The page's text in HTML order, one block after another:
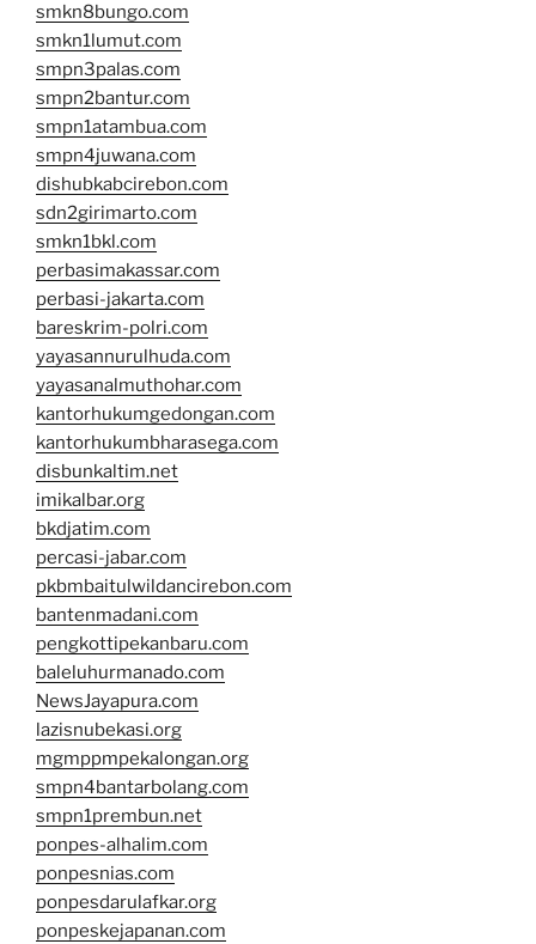
smkn8bungo.com
smkn1lumut.com
smpn3palas.com
smpn2bantur.com
smpn1atambua.com
smpn4juwana.com
dishubkabcirebon.com
sdn2girimarto.com
smkn1bkl.com
perbasimakassar.com
perbasi-jakarta.com
bareskrim-polri.com
yayasannurulhuda.com
yayasanalmuthohar.com
kantorhukumgedongan.com
kantorhukumbharasega.com
disbunkaltim.net
imikalbar.org
bkdjatim.com
percasi-jabar.com
pkbmbaitulwildancirebon.com
bantenmadani.com
pengkottipekanbaru.com
baleluhurmanado.com
NewsJayapura.com
lazisnubekasi.org
mgmppmpekalongan.org
smpn4bantarbolang.com
smpn1prembun.net
ponpes-alhalim.com
ponpesnias.com
ponpesdarulafkar.org
ponpeskejapanan.com